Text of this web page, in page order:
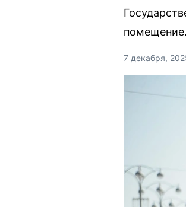
помещение.
7 декабря,